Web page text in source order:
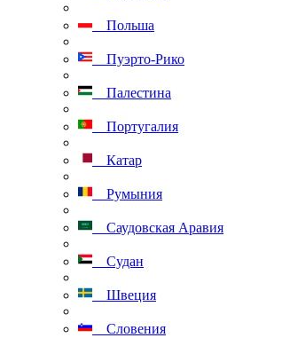
Польша
Пуэрто-Рико
Палестина
Португалия
Катар
Румыния
Саудовская Аравия
Судан
Швеция
Словения